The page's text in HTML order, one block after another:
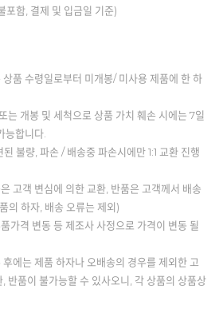
포함, 결제 및 입금일 기준)
상품 수령일로부터 미개봉/ 미사용 제품에 한 하
는 개봉 및 세척으로 상품 가치 훼손 시에는 7일
능합니다.
불량, 파손 / 배송중 파손시에만 1:1 교환 진행
고객 변심에 의한 교환, 반품은 고객께서 배송
의 하자, 배송 오류는 제외)
가격 변동 등 제조사 사정으로 가격이 변동 될
후에는 제품 하자나 오배송의 경우를 제외한 고
반품이 불가능할 수 있사오니, 각 상품의 상품상